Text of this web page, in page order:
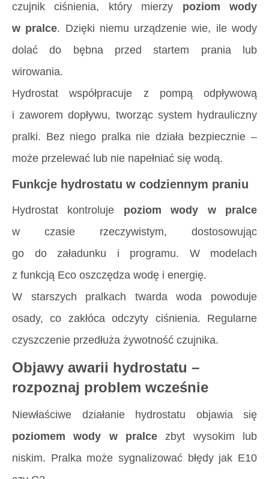
czujnik ciśnienia, który mierzy poziom wody
w pralce. Dzięki niemu urządzenie wie, ile wody
dolać do bębna przed startem prania lub
wirowania.
Hydrostat współpracuje z pompą odpływową
i zaworem dopływu, tworząc system hydrauliczny
pralki. Bez niego pralka nie działa bezpiecznie –
może przelewać lub nie napełniać się wodą.
Funkcje hydrostatu w codziennym praniu
Hydrostat kontroluje poziom wody w pralce
w czasie rzeczywistym, dostosowując
go do załadunku i programu. W modelach
z funkcją Eco oszczędza wodę i energię.
W starszych pralkach twarda woda powoduje
osady, co zakłóca odczyty ciśnienia. Regularne
czyszczenie przedłuża żywotność czujnika.
Objawy awarii hydrostatu –
rozpoznaj problem wcześnie
Niewłaściwe działanie hydrostatu objawia się
poziomem wody w pralce zbyt wysokim lub
niskim. Pralka może sygnalizować błędy jak E10